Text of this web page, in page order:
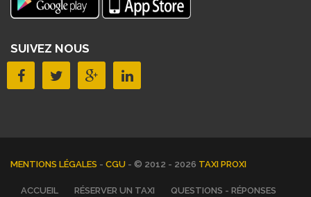
SUIVEZ NOUS
MENTIONS LÉGALES - CGU - © 2012 - 2026 TAXI PROXI
ACCUEIL RÉSERVER UN TAXI
QUESTIONS - RÉPONSES